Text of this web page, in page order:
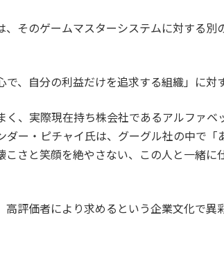
そのゲームマスターシステムに対する別
、自分の利益だけを追求する組織」に対
、実際現在持ち株会社であるアルファ
ー・ピチャイ氏は、グーグル社の中で
さと笑顔を絶やさない、この人と一緒
評価者により求めるという企業文化で異